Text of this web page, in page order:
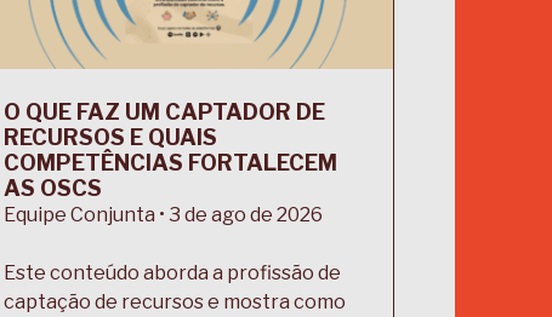
O QUE FAZ UM CAPTADOR DE
RECURSOS E QUAIS
COMPETÊNCIAS FORTALECEM
AS OSCS
Equipe Conjunta • 3 de ago de 2026
Este conteúdo aborda a profissão de
captação de recursos e mostra como